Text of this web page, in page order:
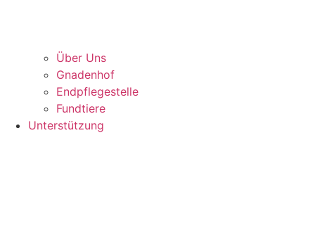
Über Uns
Gnadenhof
Endpflegestelle
Fundtiere
Unterstützung